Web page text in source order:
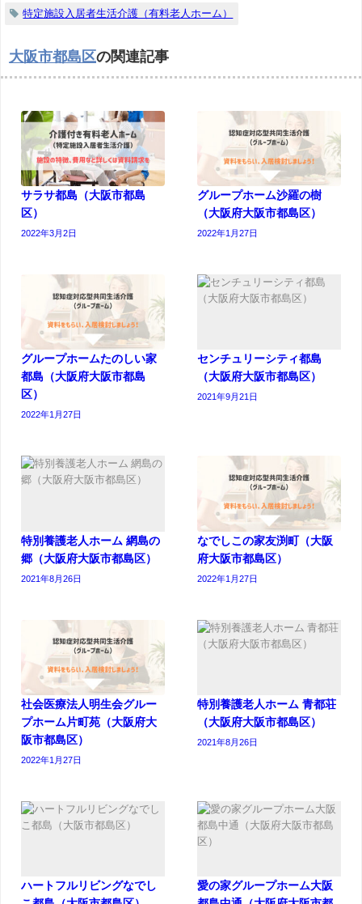
特定施設入居者生活介護（有料老人ホーム）
大阪市都島区の関連記事
サラサ都島（大阪市都島
区）
2022年3月2日
グループホーム沙羅の樹
（大阪府大阪市都島区）
2022年1月27日
グループホームたのしい家
都島（大阪府大阪市都島
区）
2022年1月27日
センチュリーシティ都島
（大阪府大阪市都島区）
2021年9月21日
特別養護老人ホーム 網島の
郷（大阪府大阪市都島区）
2021年8月26日
なでしこの家友渕町（大阪
府大阪市都島区）
2022年1月27日
社会医療法人明生会グルー
プホーム片町苑（大阪府大
阪市都島区）
2022年1月27日
特別養護老人ホーム 青都荘
（大阪府大阪市都島区）
2021年8月26日
ハートフルリビングなでし
愛の家グループホーム大阪